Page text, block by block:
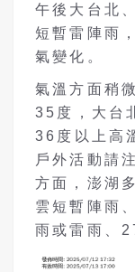
午後大台北
短暫雷陣雨
氣變化。
氣溫方面稍
35度，大台
36度以上高
戶外活動請
方面，澎湖
雲短暫陣雨
雨或雷雨、